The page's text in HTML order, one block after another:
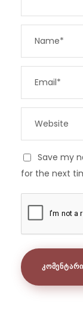
Save my
for the next